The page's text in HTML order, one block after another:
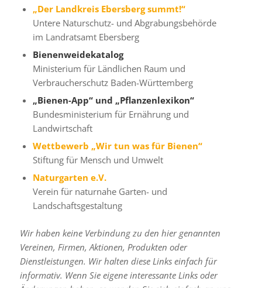
„Der Landkreis Ebersberg summt!“
Untere Naturschutz- und Abgrabungsbehörde
im Landratsamt Ebersberg
Bienenweidekatalog
Ministerium für Ländlichen Raum und
Verbraucherschutz Baden-Württemberg
„Bienen-App“ und „Pflanzenlexikon“
Bundesministerium für Ernährung und
Landwirtschaft
Wettbewerb „Wir tun was für Bienen“
Stiftung für Mensch und Umwelt
Naturgarten e.V.
Verein für naturnahe Garten- und
Landschaftsgestaltung
Wir haben keine Verbindung zu den hier genannten
Vereinen, Firmen, Aktionen, Produkten oder
Dienstleistungen. Wir halten diese Links einfach für
informativ. Wenn Sie eigene interessante Links oder